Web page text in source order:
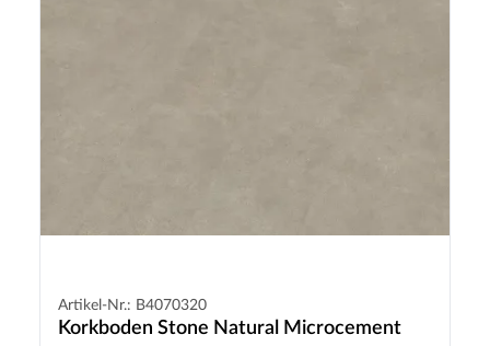
Artikel-Nr.: B4070320
Korkboden Stone Natural Microcement